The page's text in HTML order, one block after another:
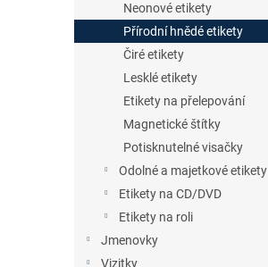
Neonové etikety
Přírodní hnědé etikety
Čiré etikety
Lesklé etikety
Etikety na přelepování
Magnetické štítky
Potisknutelné visačky
Odolné a majetkové etikety
Etikety na CD/DVD
Etikety na roli
Jmenovky
Vizitky